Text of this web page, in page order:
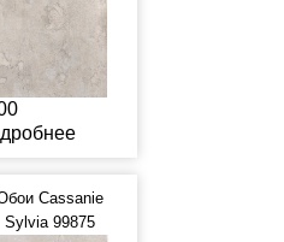
Cassanie
Sylvia 99875